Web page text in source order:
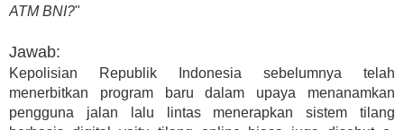
ATM BNI?"
Jawab:
Kepolisian Republik Indonesia sebelumnya telah
menerbitkan program baru dalam upaya menanamkan
pengguna jalan lalu lintas menerapkan sistem tilang